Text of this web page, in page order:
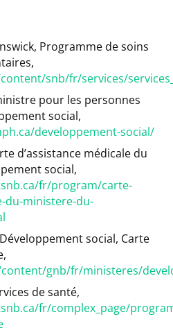
Programme de soins
snb/fr/services/
pour les personnes
social,
developpement-social/
d’assistance médicale du
social,
fr/program/carte-
du-ministere-du-
social, Carte
gnb/fr/ministeres/
de santé,
fr/complex_page/